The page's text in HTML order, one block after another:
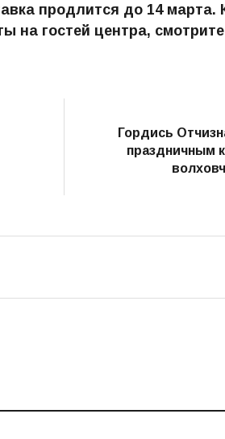
продлится до 14 марта.
на гостей центра,
Гордись
праздничным